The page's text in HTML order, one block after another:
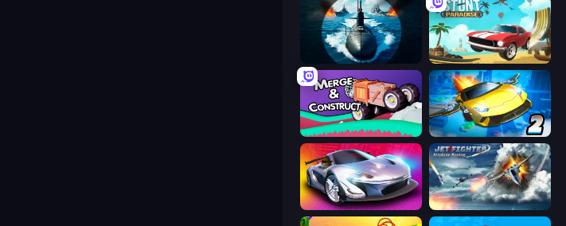
Ships Battlefield 3D Stunt Paradise
Merge & Construct Ultimate Flying Car 2
Grand Cyber City Jet Fighter Airplane Racing